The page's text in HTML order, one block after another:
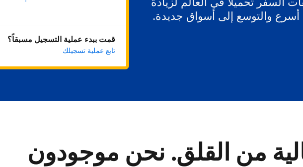
أسرع والتوسع إلى أسواق جديدة.
قمت ببدء عملية التسجيل مسبقاً؟
تابع عملية تسجيلك
من القلق. نحن موجودون